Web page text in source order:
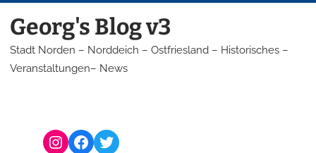
Inhalt
springen
Georg's Blog v3
Stadt Norden – Norddeich – Ostfriesland – Historisches –
Veranstaltungen– News
Instagram Facebook Twitter